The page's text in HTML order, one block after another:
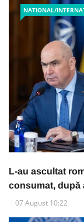
NATIONAL/
L-au ascultat
consumat, după
07 August 10:22